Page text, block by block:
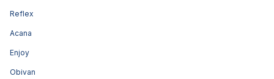
Reflex
Acana
Enjoy
Obivan